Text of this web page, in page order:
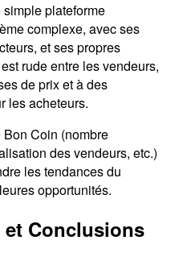
plateforme
complexe, avec ses
et ses propres
rude entre les vendeurs,
de prix et à des
les acheteurs.
Coin (nombre
des vendeurs, etc.)
les tendances du
opportunités.
et Conclusions